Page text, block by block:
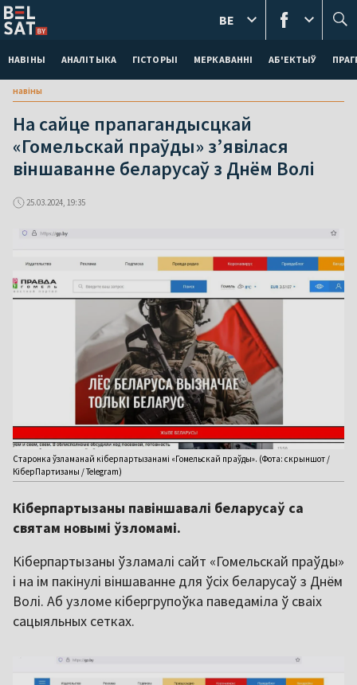
НАВІНЫ АНАЛІТЫКА ГІСТОРЫІ МЕРКАВАННI АБ'ЕКТЫЎ
BE
навіны
На сайце прапагандысцкай
«Гомельскай праўды» з’явілася
віншаванне беларусаў з Днём Волі
25.03.2024, 19:35
Старонка ўзламанай кіберпартызанамі «Гомельскай праўды». (Фота: скрыншот /
КіберПартизаны / Telegram)
Кіберпартызаны павіншавалі беларусаў са
святам новымі ўзломамі.
Кіберпартызаны ўзламалі сайт «Гомельскай праўды»
і на ім пакінулі віншаванне для ўсіх беларусаў з Днём
Волі. Аб узломе кібергрупоўка паведаміла ў сваіх
сацыяльных сетках.